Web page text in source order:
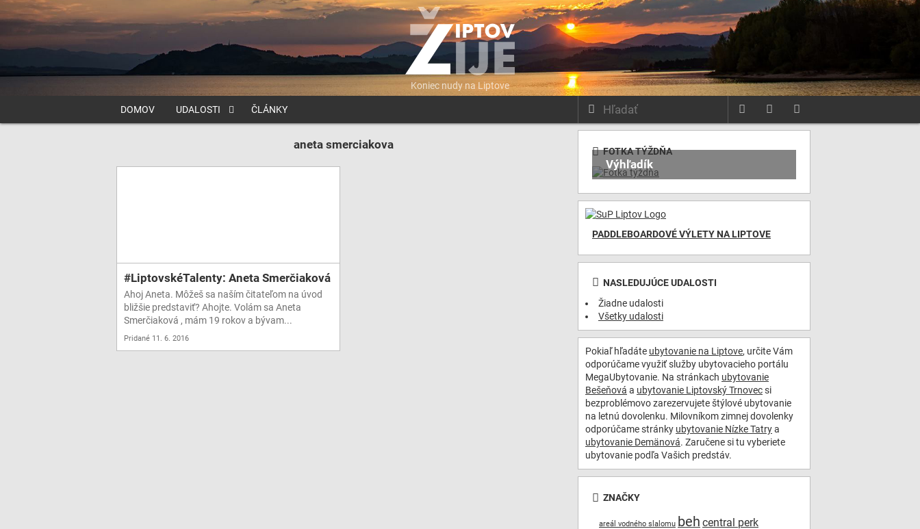
Liptov
Koniec nudy na Liptove
Search
DOMOV UDALOSTI ČLÁNKY
FOTKA TÝŽDŇA
Výhľadík
PADDLEBOARDOVÉ VÝLETY NA LIPTOVE
NASLEDUJÚCE UDALOSTI
Žiadne udalosti
Všetky udalosti
Pokiaľ hľadáte ubytovanie na Liptove, určite Vám
odporúčame využiť služby ubytovacieho portálu
MegaUbytovanie. Na stránkach ubytovanie
Bešeňová a ubytovanie Liptovský Trnovecsi
bezproblémovo zarezervujete štýlové ubytovanie
na letnú dovolenku. Milovníkom zimnej dovolenky
odporúčame stránky ubytovanie Nízke Tatrya
ubytovanie Demänová. Zaručene si tu vyberiete
ubytovanie podľa Vašich predstáv.
ZNAČKY
areál vodného slalomu beh central perk
aneta smerciakova
#LiptovskéTalenty: Aneta Smerčiaková
Ahoj Aneta. Môžeš sa naším čitateľom na úvod
bližšie predstaviť? Ahojte. Volám sa Aneta
Smerčiaková , mám 19 rokov a bývam...
Pridané 11. 6. 2016